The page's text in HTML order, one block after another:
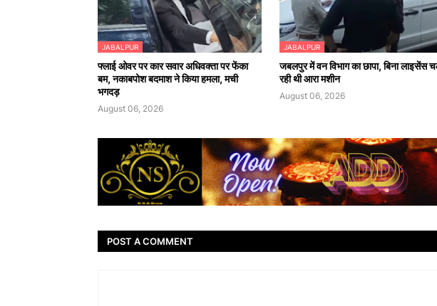
JABALPUR
फ्लाई ओवर पर कार सवार अधिवक्ता पर फेंका
बम, नकाबपोश बदमाश ने किया हमला, मची
भगदड़
August 06, 2026
JABALPUR
जबलपुर में वन विभाग का छापा, बिना लाइसेंस
रही थी आरा मशीन
August 06, 2026
POST A COMMENT